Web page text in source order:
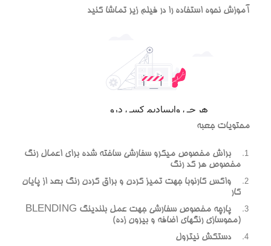
آموزش نحوه استفاده را در فيلم زير تماشا کنيد
محتويات جعبه
براش مخصوص ميکرو سفارشي ساخته شده براي اعمال رنگ
مخصوص هر کد رنگ
واکس کارنوبا جهت تميز کردن و براق کردن رنگ بعد از پايان
کار
پارچه مخصوص سفارشي جهت عمل بلندينگ BLENDING
(محوسازي رنگهاي اضافه و بيرون زده)
دستکش نيترول